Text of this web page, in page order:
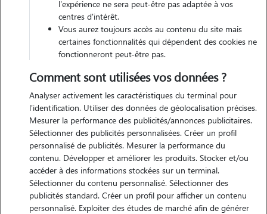
Nos promeneurs et familles d'accueil
à Tresques (30330)
l'expérience ne sera peut-être pas adaptée à vos
centres d'intérêt.
Vous aurez toujours accès au contenu du site mais
certaines fonctionnalités qui dépendent des cookies ne
fonctionneront peut-être pas.
Comment sont utilisées vos données ?
Analyser activement les caractéristiques du terminal pour
l'identification. Utiliser des données de géolocalisation précises.
Mesurer la performance des publicités/annonces publicitaires.
Sélectionner des publicités personnalisées. Créer un profil
personnalisé de publicités. Mesurer la performance du
contenu. Développer et améliorer les produits. Stocker et/ou
accéder à des informations stockées sur un terminal.
Sélectionner du contenu personnalisé. Sélectionner des
publicités standard. Créer un profil pour afficher un contenu
personnalisé. Exploiter des études de marché afin de générer